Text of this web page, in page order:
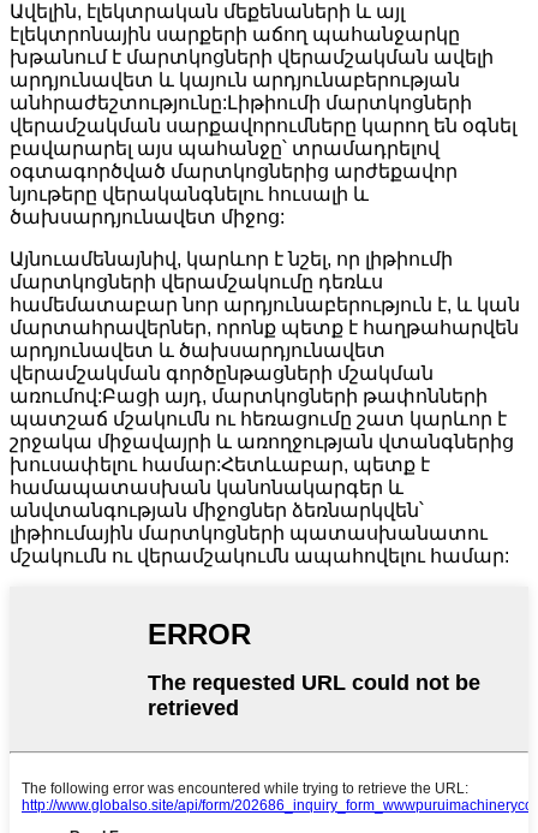
Ավելին, էլեկտրական մեքենաների և այլ
էլեկտրոնային սարքերի աճող պահանջարկը
խթանում է մարտկոցների վերամշակման ավելի
արդյունավետ և կայուն արդյունաբերության
անհրաժեշտությունը:Լիթիումի մարտկոցների
վերամշակման սարքավորումները կարող են օգնել
բավարարել այս պահանջը՝ տրամադրելով
օգտագործված մարտկոցներից արժեքավոր
նյութերը վերականգնելու հուսալի և
ծախսարդյունավետ միջոց:
Այնուամենայնիվ, կարևոր է նշել, որ լիթիումի
մարտկոցների վերամշակումը դեռևս
համեմատաբար նոր արդյունաբերություն է, և կան
մարտահրավերներ, որոնք պետք է հաղթահարվեն
արդյունավետ և ծախսարդյունավետ
վերամշակման գործընթացների մշակման
առումով:Բացի այդ, մարտկոցների թափոնների
պատշաճ մշակումն ու հեռացումը շատ կարևոր է
շրջակա միջավայրի և առողջության վտանգներից
խուսափելու համար:Հետևաբար, պետք է
համապատասխան կանոնակարգեր և
անվտանգության միջոցներ ձեռնարկվեն՝
լիթիումային մարտկոցների պատասխանատու
մշակումն ու վերամշակումն ապահովելու համար: